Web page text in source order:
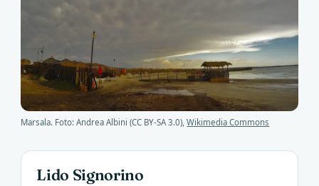
Marsala. Foto: Andrea Albini (CC BY-SA 3.0),Wikimedia Commons
Lido Signorino